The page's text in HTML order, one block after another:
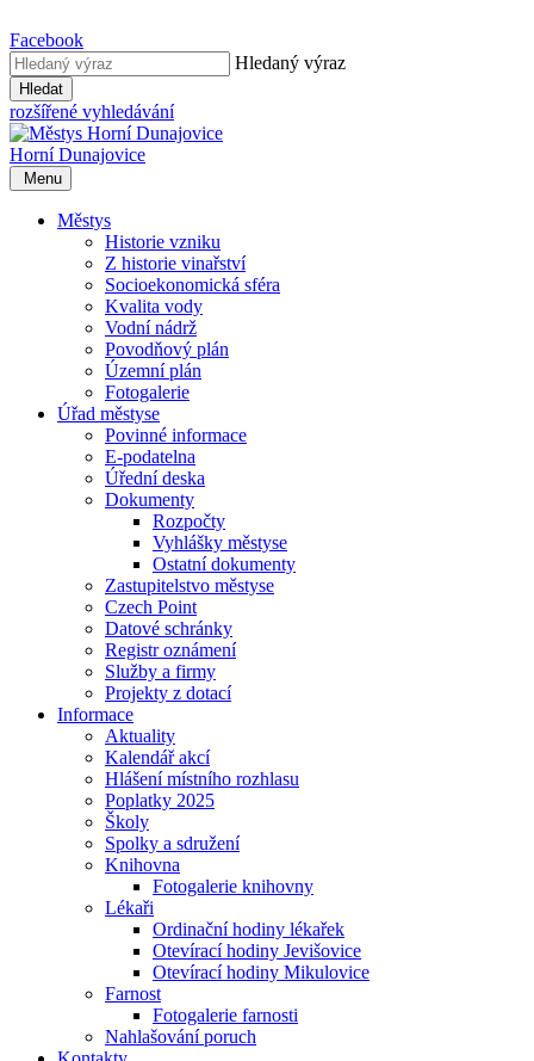
Facebook
Hledaný výraz
Hledat
rozšířené vyhledávání
Horní Dunajovice
Menu
Městys
Historie vzniku
Z historie vinařství
Socioekonomická sféra
Kvalita vody
Vodní nádrž
Povodňový plán
Územní plán
Fotogalerie
Úřad městyse
Povinné informace
E-podatelna
Úřední deska
Dokumenty
Rozpočty
Vyhlášky městyse
Ostatní dokumenty
Zastupitelstvo městyse
Czech Point
Datové schránky
Registr oznámení
Služby a firmy
Projekty z dotací
Informace
Aktuality
Kalendář akcí
Hlášení místního rozhlasu
Poplatky 2025
Školy
Spolky a sdružení
Knihovna
Fotogalerie knihovny
Lékaři
Ordinační hodiny lékařek
Otevírací hodiny Jevišovice
Otevírací hodiny Mikulovice
Farnost
Fotogalerie farnosti
Nahlašování poruch